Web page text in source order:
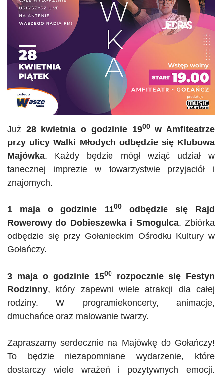
Już 28 kwietnia o godzinie 1900w Amfiteatrze
przy ulicy Walki Młodych odbędzie się Klubowa
Majówka. Każdy będzie mógł wziąć udział w
tanecznej imprezie w towarzystwie przyjaciół i
znajomych.
1 maja o godzinie 1100odbędzie się Rajd
Rowerowy do Dobieszewkai Smogulca. Zbiórka
odbędzie się przy Gołanieckim Ośrodku Kultury w
Gołańczy.
3 maja o godzinie 1500
rozpocznie się Festyn
Rodzinny, który zapewni wiele atrakcji dla całej
rodziny. W programiekoncerty, animacje,
dmuchańce oraz malowanie twarzy.
Zapraszamy serdecznie na Majówkę do Gołańczy!
To będzie niezapomniane wydarzenie, które
dostarczy wiele wrażeń i pozytywnych emocji.